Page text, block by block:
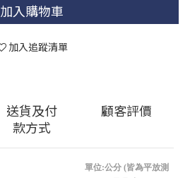
加入購物車
加入追蹤清單
送貨及付
款方式
顧客評價
單位:公分 (皆為平放測